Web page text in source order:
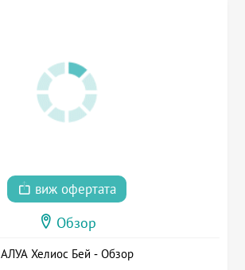
виж офертата
Обзор
АЛУА Хелиос Бей - Обзор